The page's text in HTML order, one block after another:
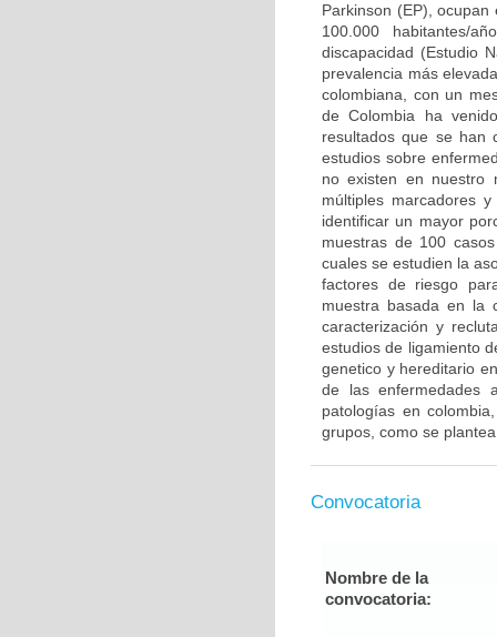
Parkinson (EP),
100.000 habitantes/
discapacidad (Estudio
prevalencia más
colombiana, con un
de Colombia ha
resultados que se han
estudios sobre
no existen en nuestro
múltiples marcadores
identificar un mayor
muestras de 100
cuales se estudien la
factores de riesgo
muestra basada en la
caracterización y
estudios de ligamiento
genetico y hereditario
de las enfermedades
patologías en
grupos, como se
Convocatoria
Nombre de la
convocatoria: